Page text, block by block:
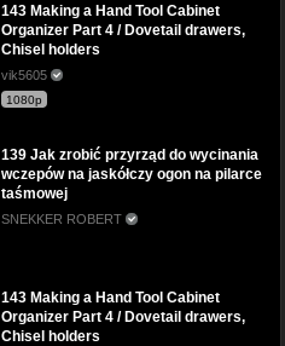
143 Making a Hand Tool Cabinet
Organizer Part 4 / Dovetail drawers,
Chisel holders
vik5605
1080p
139 Jak zrobić przyrząd do wycinania
wczepów na jaskółczy ogon na pilarce
taśmowej
SNEKKER ROBERT
143 Making a Hand Tool Cabinet
Organizer Part 4 / Dovetail drawers,
Chisel holders